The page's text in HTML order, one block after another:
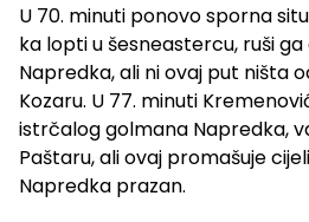
U 70. minuti ponovo sporna
ka lopti u šesneastercu, ruši
Napredka, ali ni ovaj put ništa
Kozaru. U 77. minuti
istrčalog golmana Napredka,
Paštaru, ali ovaj promašuje
Napredka prazan.